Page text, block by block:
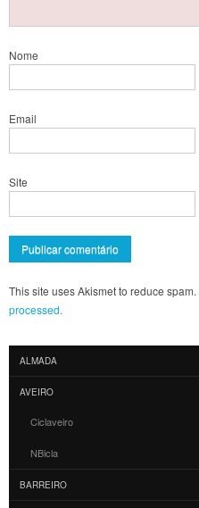
Nome
Email
Site
This site uses Akismet to reduce spam.
processed.
ALMADA
AVEIRO
Ciclaveiro
NBicla
BARREIRO